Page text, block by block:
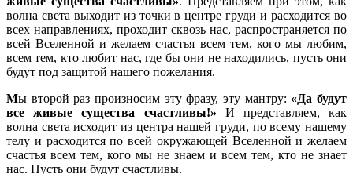
волна света выходит из точки в центре груди и расходится во
всех направлениях, проходит сквозь нас, распространяется по
всей Вселенной и желаем счастья всем тем, кого мы любим,
всем тем, кто любит нас, где бы они не находились, пусть они
будут под защитой нашего пожелания.
Мы второй раз произносим эту фразу, эту мантру: «Да будут
все живые существа счастливы!» И представляем, как
волна света исходит из центра нашей груди, по всему нашему
телу и расходится по всей окружающей Вселенной и желаем
счастья всем тем, кого мы не знаем и всем тем, кто не знает
нас. Пусть они будут счастливы.